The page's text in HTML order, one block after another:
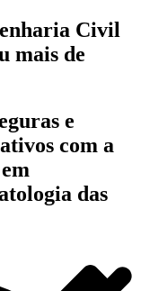
Civil
mais de
e
com a
das